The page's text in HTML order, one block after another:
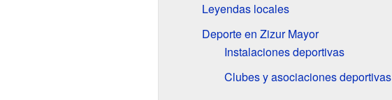
Leyendas locales
Deporte en Zizur Mayor
Instalaciones deportivas
Clubes y asociaciones deportivas